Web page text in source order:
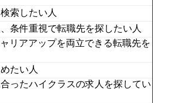
索したい人
条件重視で転職先を探したい人
リアアップを両立できる転職先を
たい人
ったハイクラスの求人を探してい